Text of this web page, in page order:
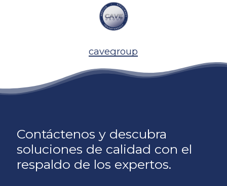
cavegroup
Contáctenos y descubra
soluciones de calidad con el
respaldo de los expertos.